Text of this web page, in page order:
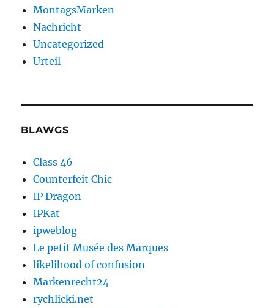
MontagsMarken
Nachricht
Uncategorized
Urteil
BLAWGS
Class 46
Counterfeit Chic
IP Dragon
IPKat
ipweblog
Le petit Musée des Marques
likelihood of confusion
Markenrecht24
rychlicki.net